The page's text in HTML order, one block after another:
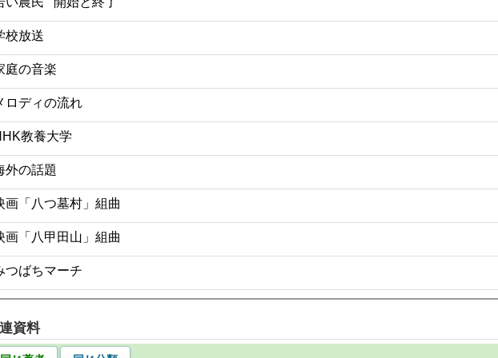
校放送
庭の音楽
ロディの流れ
教養大学
外の話題
画「八つ墓村」組曲
画「八甲田山」組曲
つばちマーチ
資料